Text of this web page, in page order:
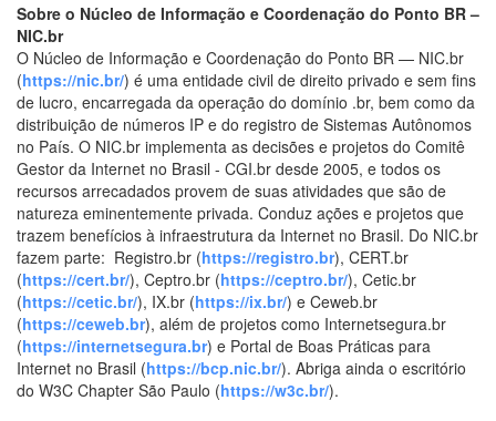
Sobre o Núcleo de Informação e Coordenação do Ponto BR –
NIC.br
O Núcleo de Informação e Coordenação do Ponto BR — NIC.br
(https://nic.br/) é uma entidade civil de direito privado e sem fins
de lucro, encarregada da operação do domínio .br, bem como da
distribuição de números IP e do registro de Sistemas Autônomos
no País. O NIC.br implementa as decisões e projetos do Comitê
Gestor da Internet no Brasil - CGI.br desde 2005, e todos os
recursos arrecadados provem de suas atividades que são de
natureza eminentemente privada. Conduz ações e projetos que
trazem benefícios à infraestrutura da Internet no Brasil. Do NIC.br
fazem parte: Registro.br (https://registro.br), CERT.br
(https://cert.br/), Ceptro.br (https://ceptro.br/), Cetic.br
(https://cetic.br/), IX.br (https://ix.br/) e Ceweb.br
(https://ceweb.br), além de projetos como Internetsegura.br
(https://internetsegura.br) e Portal de Boas Práticas para
Internet no Brasil (https://bcp.nic.br/). Abriga ainda o escritório
do W3C Chapter São Paulo (https://w3c.br/).